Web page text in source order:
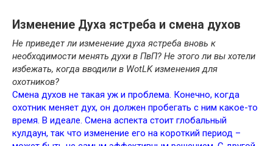
Изменение Духа ястреба и смена духов
Не приведет ли изменение духа ястреба вновь к
необходимости менять духи в ПвП? Не этого ли вы хотели
избежать, когда вводили в WotLK изменения для
охотников?
Смена духов не такая уж и проблема. Конечно, когда
охотник меняет дух, он должен пробегать с ним какое-то
время. В идеале. Смена аспекта стоит глобальный
кулдаун, так что изменение его на короткий период –